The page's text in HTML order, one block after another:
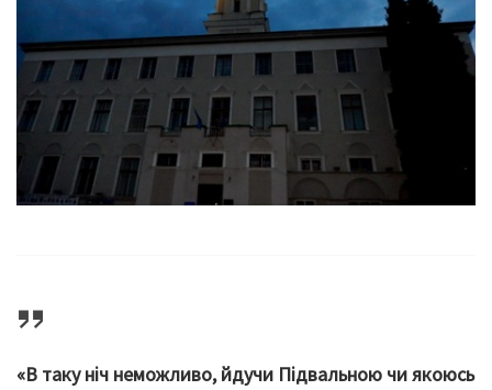
«В таку ніч неможливо, йдучи Підвальною чи якоюсь